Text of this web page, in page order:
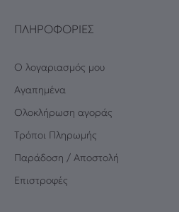
ΠΛΗΡΟΦΟΡΊΕΣ
Ο λογαριασμός μου
Αγαπημένα
Oλοκλήρωση αγοράς
Τρόποι Πληρωμής
Παράδοση / Αποστολή
Επιστροφές